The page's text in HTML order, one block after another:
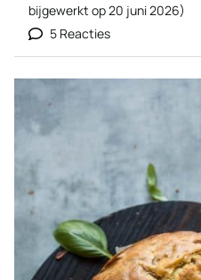
bijgewerkt op20 juni 2026)
5 Reacties